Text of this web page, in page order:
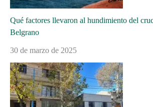
Qué factores llevaron al hundimiento del
Belgrano
30 de marzo de 2025